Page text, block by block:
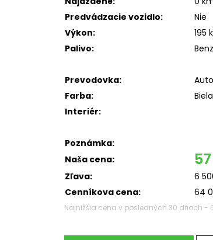
Predvádzacie vozidlo:
Nie
Výkon:
195
Palivo:
Prevodovka:
Farba:
Interiér:
Poznámka:
Naša cena:
Zľava:
6
Cenníkova cena:
64
Najnižšia cena v posledných 30 dňoch -